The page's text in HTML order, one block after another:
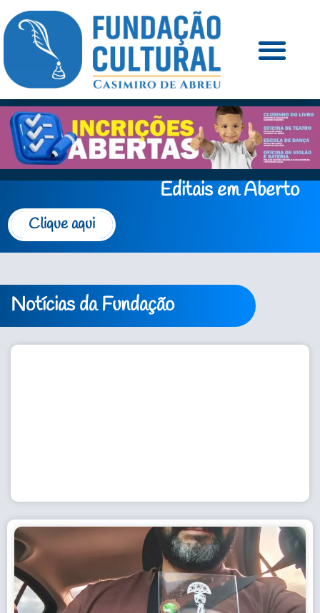
Editais em Aberto
Clique aqui
Notícias da Fundação